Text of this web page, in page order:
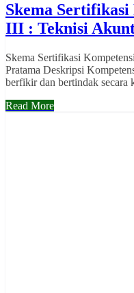
Skema
III : Teknisi
Skema Sertifikasi
Pratama Deskripsi
berfikir dan bertindak secara
Read More